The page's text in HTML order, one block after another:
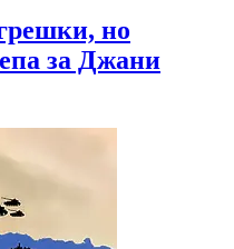
но
за Джани